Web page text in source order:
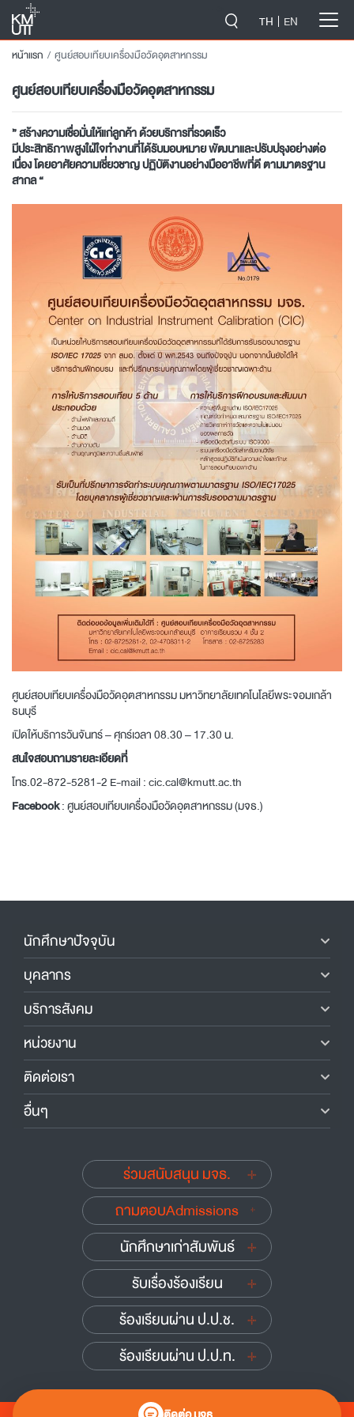
TH EN
หน้าแรก ศูนย์สอบเทียบเครื่องมือวัดอุตสาหกรรม
ศูนย์สอบเทียบเครื่องมือวัดอุตสาหกรรม
” สร้างความเชื่อมั่นให้แก่ลูกค้า ด้วยบริการที่รวดเร็ว
มีประสิทธิภาพสูงใฝ่ใจทำงานที่ได้รับมอบหมาย พัฒนาและปรับปรุงอย่างต่อ
เนื่อง โดยอาศัยความเชี่ยวชาญ ปฏิบัติงานอย่างมืออาชีพที่ดี ตามมาตรฐาน
สากล “
ศูนย์สอบเทียบเครื่องมือวัดอุตสาหกรรม มหาวิทยาลัยเทคโนโลยีพระจอมเกล้า
ธนบุรี
เปิดให้บริการวันจันทร์ – ศุกร์เวลา 08.30 – 17.30 น.
สนใจสอบถามรายละเอียดที่
โทร.02-872-5281-2 E-mail : cic.cal@kmutt.ac.th
Facebook:ศูนย์สอบเทียบเครื่องมือวัดอุตสาหกรรม (มจธ.)
นักศึกษาปัจจุบัน
บุคลากร
บริการสังคม
หน่วยงาน
ติดต่อเรา
อื่นๆ
ร่วมสนับสนุน มจธ.
ถามตอบAdmissions
นักศึกษาเก่าสัมพันธ์
รับเรื่องร้องเรียน
ร้องเรียนผ่าน ป.ป.ช.
ร้องเรียนผ่าน ป.ป.ท.